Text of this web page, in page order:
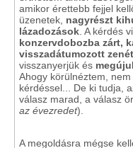
amikor érettebb fejjel
üzenetek, nagyrészt
lázadozások . A kérdés
konzervdobozba zárt,
visszadátumozott
visszanyerjük és
Ahogy körülnéztem,
kérdéssel... De ki tudja,
válasz marad, a válasz
az évezredet).
A megoldásra mégse